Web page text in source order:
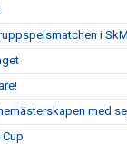
i SkM
med